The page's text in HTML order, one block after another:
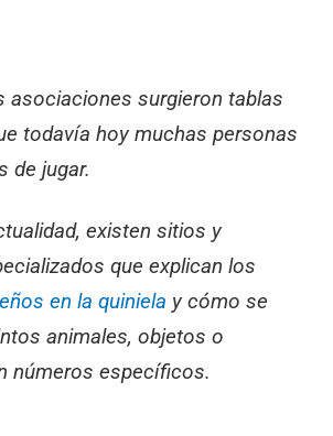
asociaciones surgieron tablas
todavía hoy muchas personas
de jugar.
existen sitios y
que explican los
en la quiniela y cómo se
animales, objetos o
números específicos.